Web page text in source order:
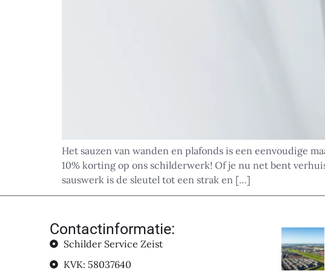
Het sauzen van wanden en plafonds is een eenvoudige
10% korting op ons schilderwerk! Of je nu net bent
sauswerk is de sleutel tot een strak en […]
Contactinformatie:
Schilder Service Zeist
KVK: 58037640